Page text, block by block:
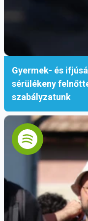
kíséréséért
kiemelte:
„Nyolc éven át
iskolában, így
hogy
szülessen. Amikor
csupán falakban
Gyermek- és
sérülékeny
szabályzatunk